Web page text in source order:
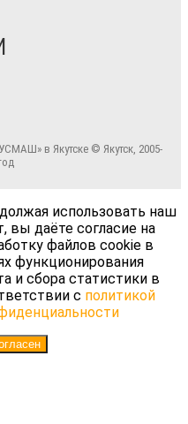
в Якутске © Якутск, 2005-
использовать наш
вы даёте согласие на
файлов cookie в
функционирования
и сбора статистики в
с политикой